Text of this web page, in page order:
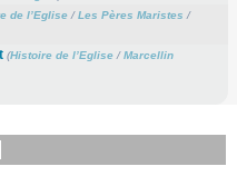
de l’Eglise/Les Pères Maristes /
(Histoire de l’Eglise/Marcellin